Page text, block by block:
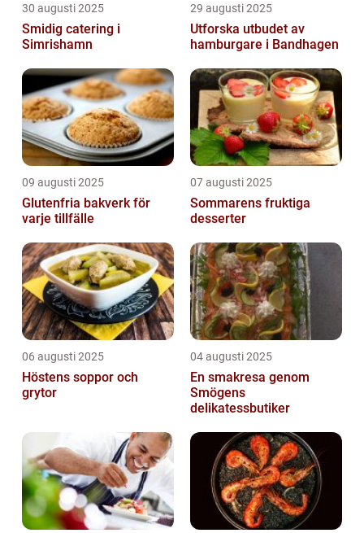
30 augusti 2025
Smidig catering i
Simrishamn
29 augusti 2025
Utforska utbudet av
hamburgare i Bandhagen
09 augusti 2025
Glutenfria bakverk för
varje tillfälle
07 augusti 2025
Sommarens fruktiga
desserter
06 augusti 2025
Höstens soppor och
grytor
04 augusti 2025
En smakresa genom
Smögens
delikatessbutiker